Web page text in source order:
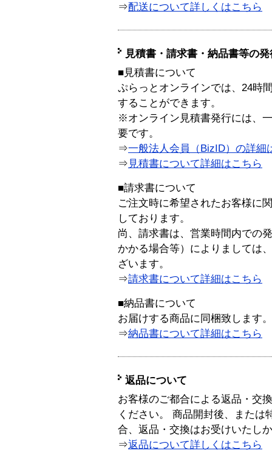
⇒配送について詳しくはこちら
見積書・請求書・納品書等の
■見積書について
ぷらっとオンラインでは、24時
することができます。
※オンライン見積書発行には、
要です。
⇒一般法人会員（BizID）の詳細
⇒ 見積書について詳細はこちら
■請求書について
ご注文時に希望されたお客様に
しております。
尚、請求書は、営業時間内での
かかる場合等）によりましては
ざいます。
⇒請求書について詳細はこちら
■納品書について
お届けする商品に同梱致します。
⇒納品書について詳細はこちら
返品について
お客様のご都合による返品・交
ください。 商品開封後、または
合、返品・交換はお受けいたし
⇒返品について詳しくはこちら